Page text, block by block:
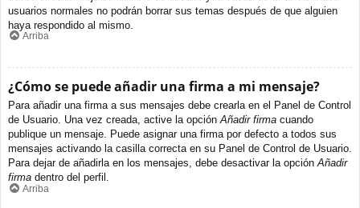
usuarios normales no podrán borrar sus temas después de que alguien
haya respondido al mismo.
Arriba
¿Cómo se puede añadir una firma a mi mensaje?
Para añadir una firma a sus mensajes debe crearla en el Panel de Control
de Usuario. Una vez creada, active la opciónAñadir firma cuando
publique un mensaje. Puede asignar una firma por defecto a todos sus
mensajes activando la casilla correcta en su Panel de Control de Usuario.
Para dejar de añadirla en los mensajes, debe desactivar la opciónAñadir
firma dentro del perfil.
Arriba